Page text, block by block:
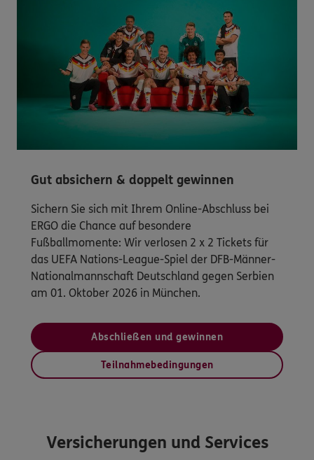
Gut absichern & doppelt gewinnen
Sichern Sie sich mit Ihrem Online-Abschluss bei
ERGO die Chance auf besondere
Fußballmomente: Wir verlosen 2 x 2 Tickets für
das UEFA Nations-League-Spiel der DFB-Männer-
Nationalmannschaft Deutschland gegen Serbien
am 01. Oktober 2026 in München.
Abschließen und gewinnen
Teilnahmebedingungen
Versicherungen und Services